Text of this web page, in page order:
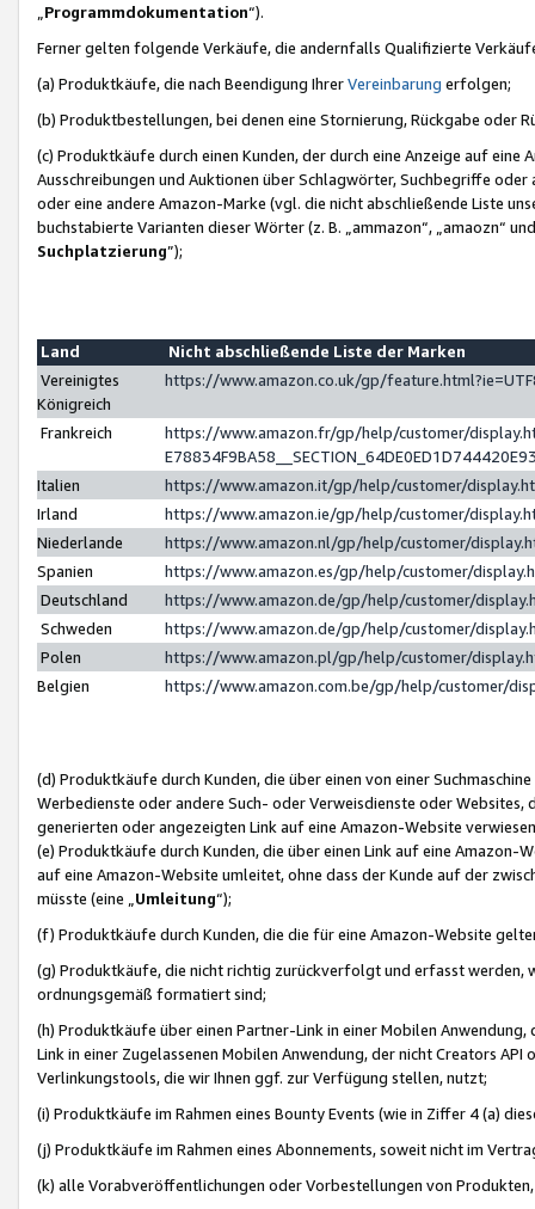
Programmdokumentation“).
Ferner gelten folgende Verkäufe, die andernfalls Qualifizierte
(a) Produktkäufe, die nach Beendigung IhrerVereinbarung erfolgen;
(b) Produktbestellungen, bei denen eine Stornierung, Rückgabe oder
(c) Produktkäufe durch einen Kunden, der durch eine Anzeige auf
Ausschreibungen und Auktionen über Schlagwörter, Suchbegriffe
oder eine andere Amazon-Marke (vgl. die nicht abschließende Liste
buchstabierte Varianten dieser Wörter (z. B. „ammazon“, „amaozn“
Suchplatzierung”);
Land
Nicht abschließende Liste der Marken
Vereinigtes
Königreich
https://www.amazon.co.uk/gp/
Frankreich
https://www.amazon.fr/gp/help/customer/
Italien
https://www.amazon.it/gp/help/customer/
Irland
https://www.amazon.ie/gp/help/customer/
Niederlande
https://www.amazon.nl/gp/help/customer/
Spanien
https://www.amazon.es/gp/help/customer/
Deutschland
https://www.amazon.de/gp/help/customer/
Schweden
https://www.amazon.de/gp/help/customer/
Polen
https://www.amazon.pl/gp/help/customer/
Belgien
https://www.amazon.com.be/gp/help/customer/
(d) Produktkäufe durch Kunden, die über einen von einer
Werbedienste oder andere Such- oder Verweisdienste oder Websites,
generierten oder angezeigten Link auf eine Amazon-Website
(e) Produktkäufe durch Kunden, die über einen Link auf eine
auf eine Amazon-Website umleitet, ohne dass der Kunde auf der
müsste (eine „ Umleitung“);
(f) Produktkäufe durch Kunden, die die für eine Amazon-Website
(g) Produktkäufe, die nicht richtig zurückverfolgt und erfasst werden,
ordnungsgemäß formatiert sind;
(h) Produktkäufe über einen Partner-Link in einer Mobilen
Link in einer Zugelassenen Mobilen Anwendung, der nicht Creators
Verlinkungstools, die wir Ihnen ggf. zur Verfügung stellen, nutzt;
(i) Produktkäufe im Rahmen eines Bounty Events (wie in Ziffer 4 (a)
(j) Produktkäufe im Rahmen eines Abonnements, soweit nicht im
(k) alle Vorabveröffentlichungen oder Vorbestellungen von